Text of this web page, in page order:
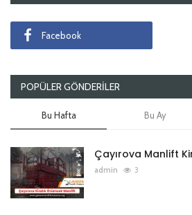
Facebook
POPÜLER GÖNDERILER
Bu Hafta Bu Ay
Çayırova Manlift
admin 3